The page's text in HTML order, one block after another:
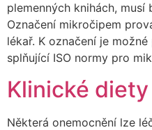
plemenných knihách,
Označení mikročipem
lékař. K označení je
splňující ISO normy pro
Klinické diety
Některá onemocnění lze